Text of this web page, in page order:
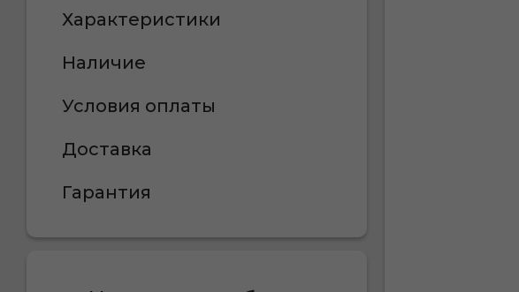
Характеристики
Наличие
Условия оплаты
Доставка
Гарантия